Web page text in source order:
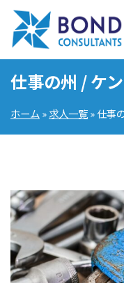
仕事の州 / ケ
ホーム »求人一覧» 仕事